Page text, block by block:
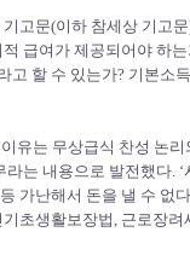
고문(이하 참세상 기고
급여가 제공되어야 하
고 할 수 있는가? 기본소
유는 무상급식 찬성 논
는 내용으로 발전했다. ‘
가난해서 돈을 낼 수 없
초생활보장법, 근로장려